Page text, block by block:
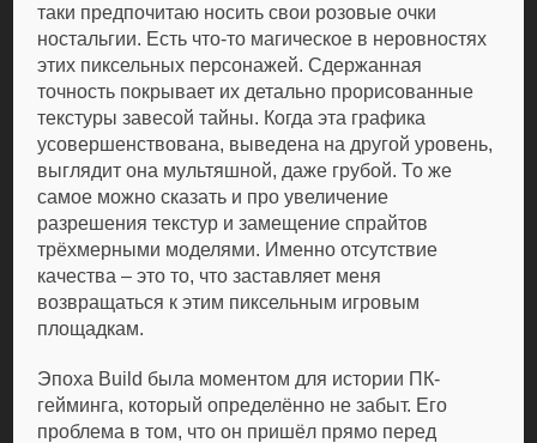
таки предпочитаю носить свои розовые очки
ностальгии. Есть что-то магическое в неровностях
этих пиксельных персонажей. Сдержанная
точность покрывает их детально прорисованные
текстуры завесой тайны. Когда эта графика
усовершенствована, выведена на другой уровень,
выглядит она мультяшной, даже грубой. То же
самое можно сказать и про увеличение
разрешения текстур и замещение спрайтов
трёхмерными моделями. Именно отсутствие
качества – это то, что заставляет меня
возвращаться к этим пиксельным игровым
площадкам.
Эпоха Build была моментом для истории ПК-
гейминга, который определённо не забыт. Его
проблема в том, что он пришёл прямо перед